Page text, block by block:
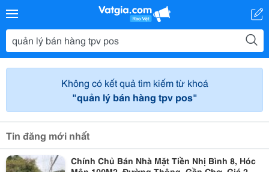
Không có kết quả tìm kiếm từ khoá
"quản lý bán hàng tpv pos"
Tin đăng mới nhất
Chính Chủ Bán Nhà Mặt Tiền Nhị Bình 8, Hóc